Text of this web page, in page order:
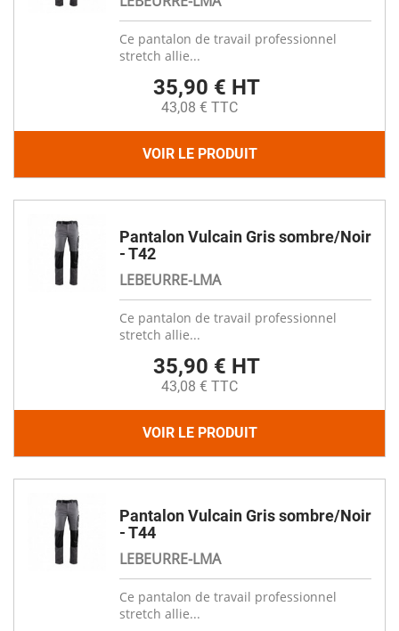
Ce pantalon de travail professionnel
stretch allie...
35,90 € HT
43,08 € TTC
VOIR LE PRODUIT
Pantalon Vulcain Gris sombre/Noir
- T42
LEBEURRE-LMA
Ce pantalon de travail professionnel
stretch allie...
35,90 € HT
43,08 € TTC
VOIR LE PRODUIT
Pantalon Vulcain Gris sombre/Noir
- T44
LEBEURRE-LMA
Ce pantalon de travail professionnel
stretch allie...